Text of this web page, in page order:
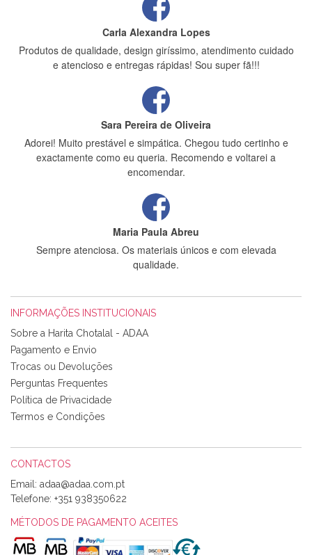
Carla Alexandra Lopes
Produtos de qualidade, design giríssimo, atendimento cuidado
e atencioso e entregas rápidas! Sou super fã!!!
Sara Pereira de Oliveira
Adorei! Muito prestável e simpática. Chegou tudo certinho e
exactamente como eu queria. Recomendo e voltarei a
encomendar.
Maria Paula Abreu
Sempre atenciosa. Os materiais únicos e com elevada
qualidade.
Tudo chegou em condições, pois os produtos vieram muito
bem acondicionados. Estou plenamente satisfeita com os
produtos adquiridos. Relativamente à bolsa, tem um tecido
com um padrão e cores muito bonitas e a execução está
perfeitíssima. Futuramente penso voltar a comprar na vossa
loja, têm excelentes artigos a um preço muito justo. A
Alexandra Morais
Olá boa Noite. Os meus tecidos chegaram hoje. Muito
obrigada pelo miminho que dá um jeitaço pras minhas linhas
de bordar e não sei o que pões nos tecidos, mas que cheiram
maravilhosamente ... cheiram! :) Muito Obrigada.
INFORMAÇÕES INSTITUCIONAIS
Sobre a Harita Chotalal - ADAA
Pagamento e Envio
Trocas ou Devoluções
Perguntas Frequentes
Política de Privacidade
Termos e Condições
CONTACTOS
Email:
Telefone: +351 938350622
MÉTODOS DE PAGAMENTO ACEITES